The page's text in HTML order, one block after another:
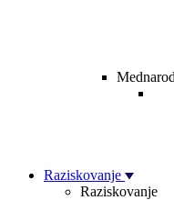
Raziskovanje
Raziskovanje